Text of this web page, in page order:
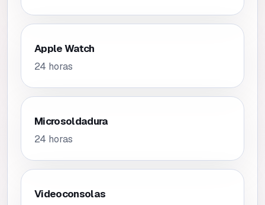
Apple Watch
24 horas
Microsoldadura
24 horas
Videoconsolas